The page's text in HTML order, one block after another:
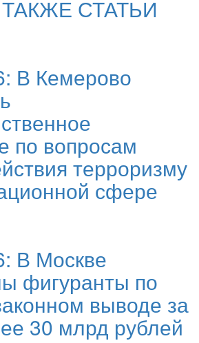
СТАТЬИ
В Кемерово
по вопросам
терроризму
сфере
В Москве
фигуранты по
выводе за
30 млрд рублей